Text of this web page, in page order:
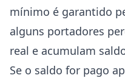
mínimo é garantido
alguns portadores
real e acumulam
Se o saldo for pago